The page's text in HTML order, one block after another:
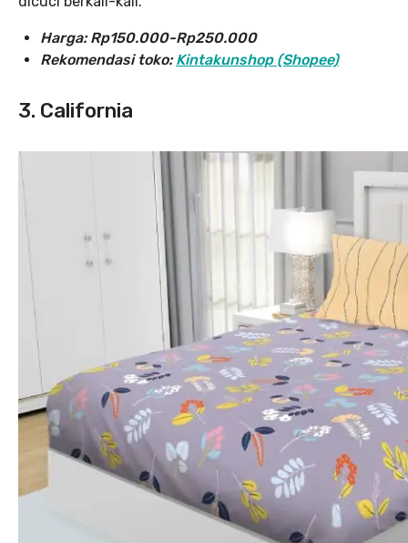
Harga: Rp150.000-Rp250.000
Rekomendasi toko: Kintakunshop (Shopee)
3. California